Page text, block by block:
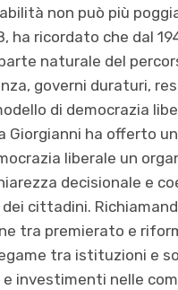
non può più
ha ricordato che dal
naturale del
governi duraturi,
di democrazia
ha offerto
liberale un
decisionale e
cittadini.
tra premierato e
tra istituzioni e
investimenti nelle